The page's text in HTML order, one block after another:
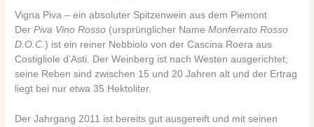
Vigna Piva – ein absoluter Spitzenwein aus dem Piemont
DerPiva Vino Rosso (ursprünglicher Name Monferrato Rosso
D.O.C .) ist ein reiner Nebbiolo von der Cascina Roera aus
Costigliole d’Asti. Der Weinberg ist nach Westen ausgerichtet;
seine Reben sind zwischen 15 und 20 Jahren alt und der Ertrag
liegt bei nur etwa 35 Hektoliter.
Der Jahrgang 2011 ist bereits gut ausgereift und mit seinen